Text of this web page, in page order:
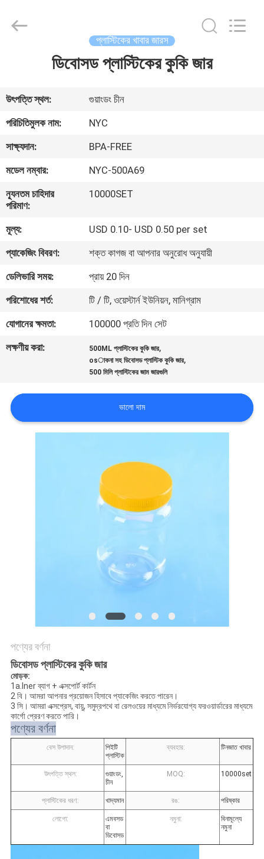
পণ্য
আমাদের
কারখানা
মান
নিয়ন্ত্রণ
যোগাযোগ
করুন
কেস
Rights
প্লাস্টিকের খাবার জারস
ডিবোসড প্লাস্টিকের কুকি জার
উৎপত্তি স্থল:
গুয়াংডং চীন
পরিচিতিমুলক নাম:
NYC
সাক্ষ্যদান:
BPA-FREE
মডেল নম্বার:
NYC-500A69
ন্যূনতম চাহিদার
পরিমাণ:
10000SET
মূল্য:
USD 0.10- USD 0.50 per set
প্যাকেজিং বিবরণ:
শক্ত কাগজ বা আপনার অনুরোধ অনুযায়ী
ডেলিভারি সময়:
প্রায় 20 দিন
পরিশোধের শর্ত:
টি / টি, ওয়েস্টার্ন ইউনিয়ন, মানিগ্রাম
যোগানের ক্ষমতা:
100000 প্রতি দিন সেট
লক্ষণীয় করা:
500ML প্লাস্টিকের কুকি জার,
osাকনা সহ ডিবোসড প্লাস্টিক কুকি জার,
500 মিলি প্লাস্টিকের জাম জারগুলি
ভালো দাম
পণ্যের বর্ণনা
ডিবোসড প্লাস্টিকের কুকি জার
মোড়ক:
1a.Iner ব্যাগ + এক্সপোর্ট কার্টন
2 বি। আমরা আপনার প্রয়োজন হিসাবে প্যাকেজিং করতে পারেন।
3 সি। আমরা এক্সপ্রেস, বায়ু, সমুদ্রপথে বা রেলওয়ের মাধ্যমে নির্ভরযোগ্য ফরওয়ার্ডারের মাধ্যমে
কার্গো প্রেরণ করতে পারি।
পণ্যের বর্ণনা
বেস উপাদান:
পিইটি
প্লাস্টিক
ব্যবহার: টিনজাত খাবার
উৎপত্তি স্থল:
গুয়াংডং,
চীন
MOQ: 10000set
প্লাস্টিকের ধরণ: খাদ্যমান রঙ: পরিষ্কার
লোগো:
এমবসড
বা
ডিবোসড
নমুনা:
বিনামূল্যে
নমুনা